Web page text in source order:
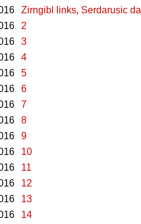
Zirngibl links, Serdarusic
2
3
4
5
6
7
8
9
10
11
12
13
14